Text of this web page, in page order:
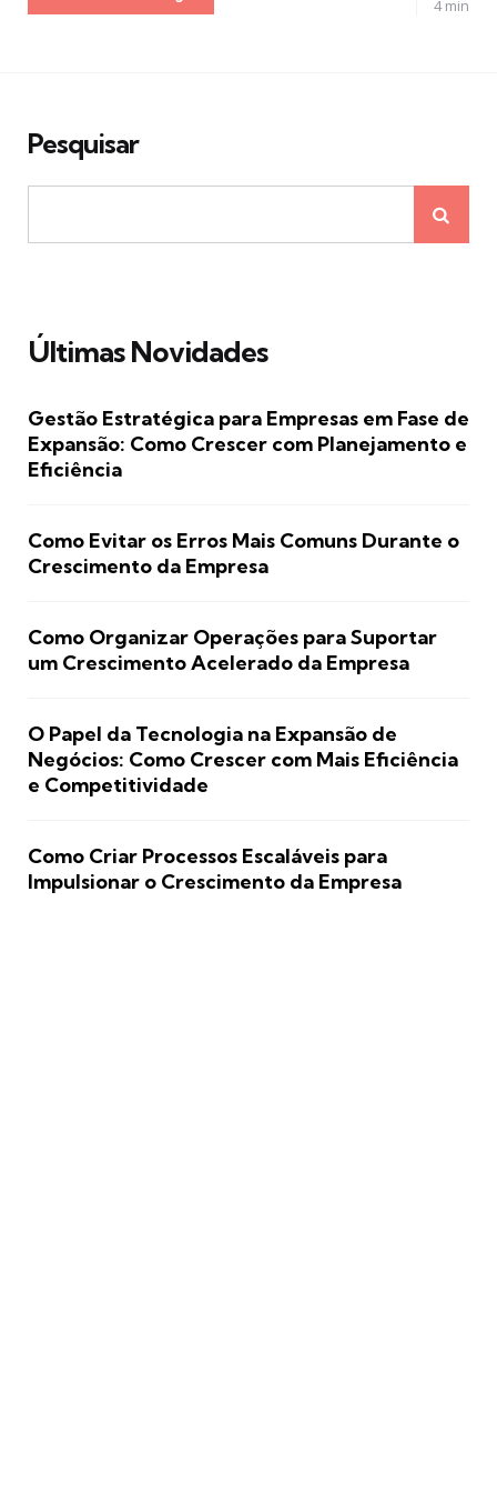
4 min
Pesquisar
Últimas Novidades
Gestão Estratégica para Empresas em Fase de
Expansão: Como Crescer com Planejamento e
Eficiência
Como Evitar os Erros Mais Comuns Durante o
Crescimento da Empresa
Como Organizar Operações para Suportar
um Crescimento Acelerado da Empresa
O Papel da Tecnologia na Expansão de
Negócios: Como Crescer com Mais Eficiência
e Competitividade
Como Criar Processos Escaláveis para
Impulsionar o Crescimento da Empresa